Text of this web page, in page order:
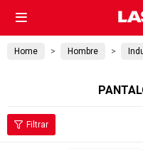

Home Hombre